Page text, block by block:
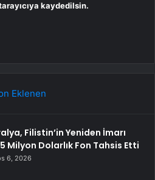
kaydedilsin.
Eklenen
Filistin’in Yeniden İmarı
Milyon Dolarlık Fon Tahsis Etti
6, 2026